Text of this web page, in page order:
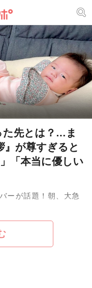
た先とは？…ま
』が尊すぎると
「本当に優しい
ーが話題！朝、大急